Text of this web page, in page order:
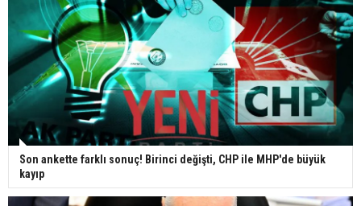
Son ankette farklı sonuç! Birinci değişti, CHP ile MHP'de büyük
kayıp